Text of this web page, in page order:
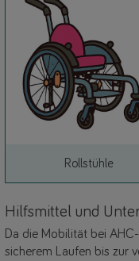
RollstühleLink
Hilfsmittel und
Da die Mobilität bei
sicherem Laufen bis zur